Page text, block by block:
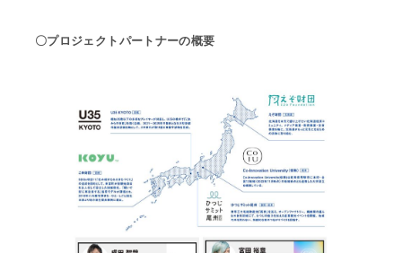
〇プロジェクトパートナーの概要